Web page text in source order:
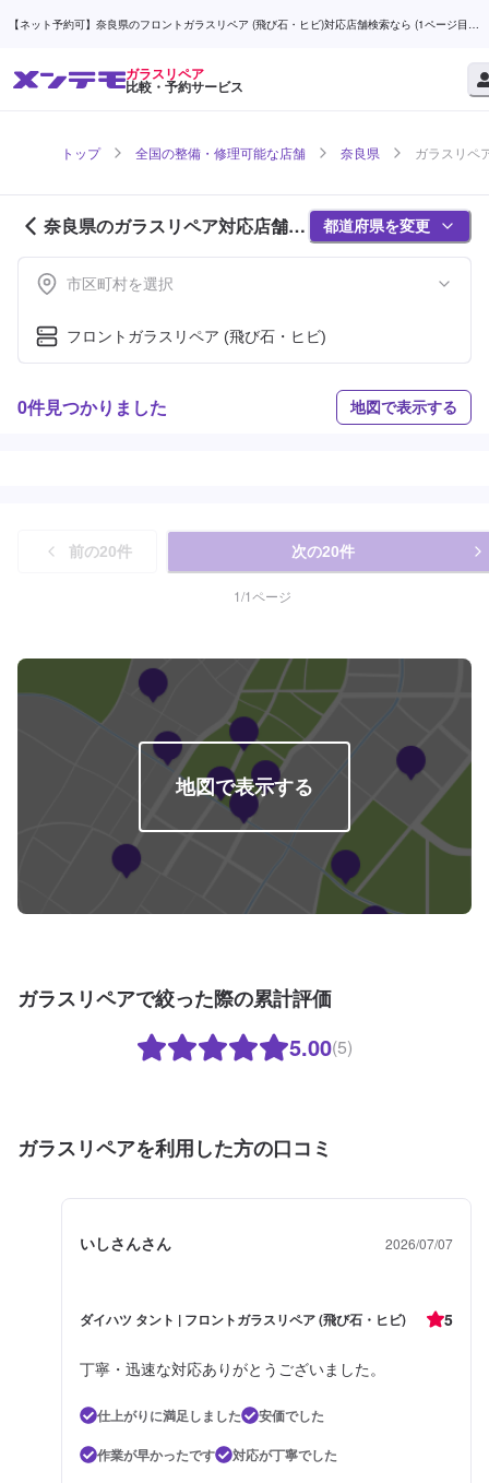
【ネット予約可】奈良県のフロントガラスリペア (飛び石・ヒビ)対応店舗検索なら (1ページ目) |
ガラスリペア
比較・予約サービス
トップ 全国の整備・修理可能な店舗 奈良県 ガラスリペ
奈良県のガラスリペア対応店舗紹
介 (1ページ目)
都道府県を変更
市区町村を選択
フロントガラスリペア (飛び石・ヒビ)
0件見つかりました 地図で表示する
前の20件 次の20件
1/1ページ
地図で表示する
ガラスリペアで絞った際の累計評価
5.00(5)
ガラスリペアを利用した方の口コミ
いしさんさん 2026/07/07
ダイハツ タント | フロントガラスリペア (飛び石・ヒビ) 5
丁寧・迅速な対応ありがとうございました。
仕上がりに満足しました
安価でした
作業が早かったです
対応が丁寧でした